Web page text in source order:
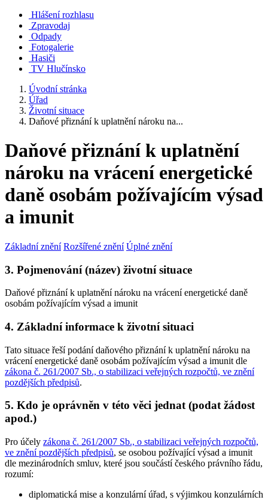
Hlášení rozhlasu
Zpravodaj
Odpady
Fotogalerie
Hasiči
TV Hlučínsko
Úvodní stránka
Úřad
Životní situace
Daňové přiznání k uplatnění nároku na...
Daňové přiznání k uplatnění
nároku na vrácení energetické
daně osobám požívajícím výsad
a imunit
Základní znění Rozšířené znění Úplné znění
3. Pojmenování (název) životní situace
Daňové přiznání k uplatnění nároku na vrácení energetické daně
osobám požívajícím výsad a imunit
4. Základní informace k životní situaci
Tato situace řeší podání daňového přiznání k uplatnění nároku na
vrácení energetické daně osobám požívajícím výsad a imunit dle
zákona č. 261/2007 Sb., o stabilizaci veřejných rozpočtů, ve znění
pozdějších předpisů.
5. Kdo je oprávněn v této věci jednat (podat žádost
apod.)
Pro účely zákona č. 261/2007 Sb., o stabilizaci veřejných rozpočtů,
ve znění pozdějších předpisů, se osobou požívající výsad a imunit
dle mezinárodních smluv, které jsou součástí českého právního řádu,
rozumí:
diplomatická mise a konzulární úřad, s výjimkou konzulárních